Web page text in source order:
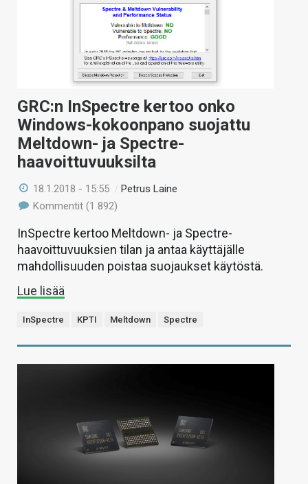
GRC:n InSpectre kertoo onko
Windows-kokoonpano suojattu
Meltdown- ja Spectre-
haavoittuvuuksilta
18.1.2018 - 15:55 /Petrus Laine
Kommentit (1 892)
InSpectre kertoo Meltdown- ja Spectre-
haavoittuvuuksien tilan ja antaa käyttäjälle
mahdollisuuden poistaa suojaukset käytöstä.
Lue lisää
InSpectre KPTI Meltdown Spectre